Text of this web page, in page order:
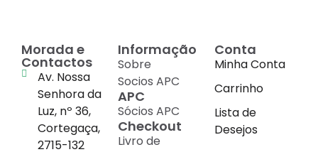
Morada e
Contactos
Av. Nossa
Senhora da
Luz, nº 36,
Cortegaça,
2715-132
Informação
Sobre
Socios APC
APC
Sócios APC
Checkout
Livro de
Conta
Minha Conta
Carrinho
Lista de
Desejos